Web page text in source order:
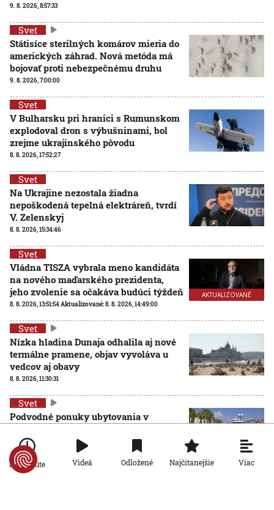
9. 8. 2026, 8:57:33
Svet
Státisíce sterilných komárov mieria do
amerických záhrad. Nová metóda má
bojovať proti nebezpečnému druhu
9. 8. 2026, 7:00:00
Svet
V Bulharsku pri hranici s Rumunskom
explodoval dron s výbušninami, bol
zrejme ukrajinského pôvodu
8. 8. 2026, 17:52:27
Svet
Na Ukrajine nezostala žiadna
nepoškodená tepelná elektráreň, tvrdí
V. Zelenskyj
8. 8. 2026, 15:34:46
AKTUALIZOVANÉ
Svet
Vládna TISZA vybrala meno kandidáta
na nového maďarského prezidenta,
jeho zvolenie sa očakáva budúci týždeň
8. 8. 2026, 13:51:54Aktualizované:8. 8. 2026, 14:49:00
Svet
Nízka hladina Dunaja odhalila aj nové
termálne pramene, objav vyvoláva u
vedcov aj obavy
8. 8. 2026, 11:30:31
Svet
Podvodné ponuky ubytovania v
môžete prísť o peniaze aj dovolenku
8. 8. 2026, 10:51:49
Po minúte Videá Odložené Najčítanejšie Viac